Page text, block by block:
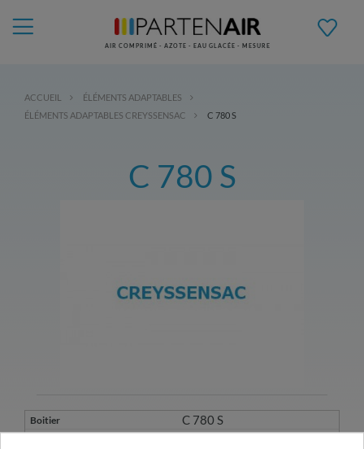
AIR COMPRIMÉ - AZOTE - EAU GLACÉE - MESURE
ACCUEIL
ÉLÉMENTS ADAPTABLES
ÉLÉMENTS ADAPTABLES CREYSSENSAC
C 780 S
C 780 S
C 780 S